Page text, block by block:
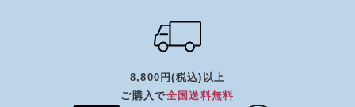
8,800円(税込)以上
ご購入で全国送料無料